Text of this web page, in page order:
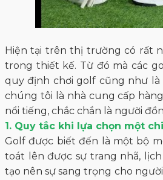
Hiện tại trên thị trường có rất
trong thiết kế. Từ đó mà các
quy định chơi golf cũng như là
chúng tôi là nhà cung cấp
nổi tiếng, chắc chắn là người
1. Quy tắc khi lựa chọn một
Golf được biết đến là một bộ
toát lên được sự trang nhã,
tạo nên sự sang trọng cho